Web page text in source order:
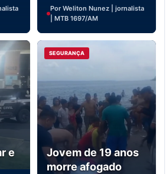
Por Weliton Nunez | jornalista
| MTB 1697/AM
e
SEGURANÇA
Jovem de 19 anos
morre afogado